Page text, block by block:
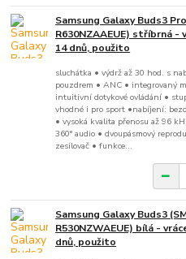
Samsung Galaxy Buds3
R630NZAAEUE) stříbrná -
14 dnů, použito
sluchátka • výdrž až 30 hod. s
pouzdrem • ANC • integrovaný
intuitivní dotykové ovládání •
vhodné i pro sport •nabíjení:
• vysoká kvalita přenosu až 96
360° audio • dvoupásmový
zesilovač • funkce...
Samsung Galaxy Buds3
R530NZWAEUE) bílá -
dnů, použito